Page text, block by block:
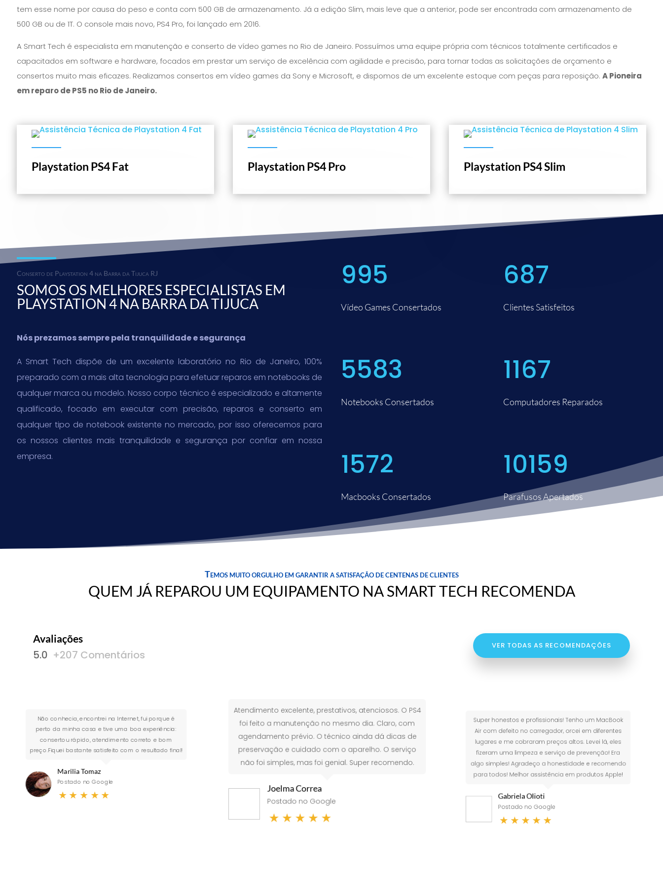
tem esse nome por causa do peso e conta com 500 GB de armazenamento. Já a edição Slim, mais leve que a anterior, pode ser encontrada com armazenamento de
500 GB ou de 1T. O console mais novo, PS4 Pro, foi lançado em 2016.
A Smart Tech é especialista em manutenção e conserto de vídeo games no Rio de Janeiro. Possuímos uma equipe própria com técnicos totalmente certificados e
capacitados em software e hardware, focados em prestar um serviço de excelência com agilidade e precisão, para tornar todas as solicitações de orçamento e
consertos muito mais eficazes. Realizamos consertos em vídeo games da Sony e Microsoft, e dispomos de um excelente estoque com peças para reposição. A Pioneira
em reparo de PS5 no Rio de Janeiro.
Playstation PS4 Fat Playstation PS4 Pro Playstation PS4 Slim
Conserto de Playstation 4 na Barra da Tijuca RJ
SOMOS OS MELHORES ESPECIALISTAS EM
PLAYSTATION 4 NA BARRA DA TIJUCA
Nós prezamos sempre pela tranquilidade e segurança
A Smart Tech dispõe de um excelente laboratório no Rio de Janeiro, 100%
preparado com a mais alta tecnologia para efetuar reparos em notebooks de
qualquer marca ou modelo. Nosso corpo técnico é especializado e altamente
qualificado, focado em executar com precisão, reparos e conserto em
qualquer tipo de notebook existente no mercado, por isso oferecemos para
os nossos clientes mais tranquilidade e segurança por confiar em nossa
empresa.
995
Vídeo Games Consertados
687
Clientes Satisfeitos
5583
Notebooks Consertados
1167
Computadores Reparados
1572
Macbooks Consertados
10159
Parafusos Apertados
Temos muito orgulho em garantir a satisfação de centenas de clientes
QUEM JÁ REPAROU UM EQUIPAMENTO NA SMART TECH RECOMENDA
Avaliações
5.0 +207 Comentários
VER TODAS AS RECOMENDAÇÕES
na Internet, fui porque é
e tive uma boa experiência:
atendimento correto e bom
satisfeito com o resultado final!
Google
Atendimento excelente, prestativos, atenciosos. O PS4
foi feito a manutenção no mesmo dia. Claro, com
agendamento prévio. O técnico ainda dá dicas de
preservação e cuidado com o aparelho. O serviço
não foi simples, mas foi genial. Super recomendo.
Super honestos e profissionais! Tenho um MacBook
Air com defeito no carregador, orcei em diferentes
lugares e me cobraram preços altos. Levei lá, eles
fizeram uma limpeza e serviço de prevenção! Era
algo simples! Agradeço a honestidade e recomendo
para todos! Melhor assistência em produtos Apple!
consertou o
com o vídeo
assistência
solucionar o